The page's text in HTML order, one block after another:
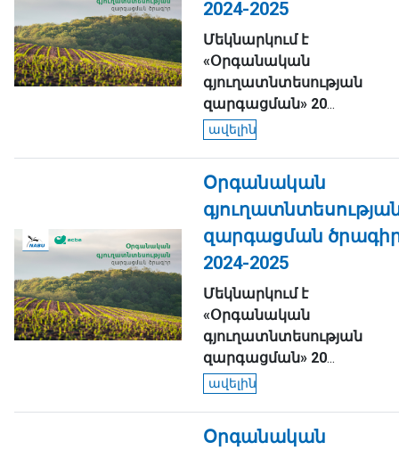
2024-2025
Մեկնարկում է
«Օրգանական
գյուղատնտեսության
զարգացման» 20...
ավելին
Օրգանական
զարգացման
2024-2025
Մեկնարկում է
«Օրգանական
գյուղատնտեսության
զարգացման» 20...
ավելին
Օրգանական